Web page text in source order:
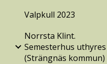
Valpkull 2023
Norrsta Klint.
Semesterhus uthyres
(Strängnäs kommun)